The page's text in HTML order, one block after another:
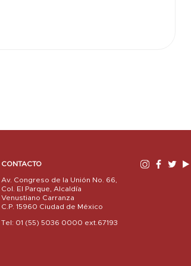
CONTACTO
Av. Congreso de la Unión No. 66,
Col. El Parque, Alcaldía
Venustiano Carranza
C.P. 15960 Ciudad de México
Tel: 01 (55) 5036 0000 ext.67193